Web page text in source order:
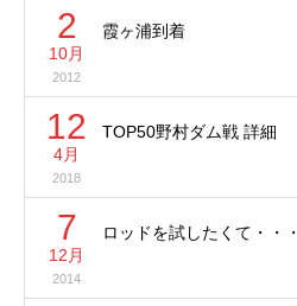
2
10月
2012
霞ヶ浦到着
12
4月
2018
TOP50野村ダム戦 詳細
7
12月
2014
ロッドを試したくて・・・